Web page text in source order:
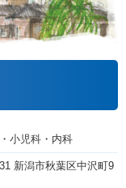
小児科・内科
新潟市秋葉区中沢町9